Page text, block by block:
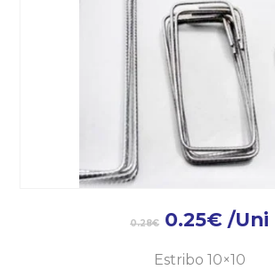
0.28€ 0.25€ /Uni
Estribo 10×10